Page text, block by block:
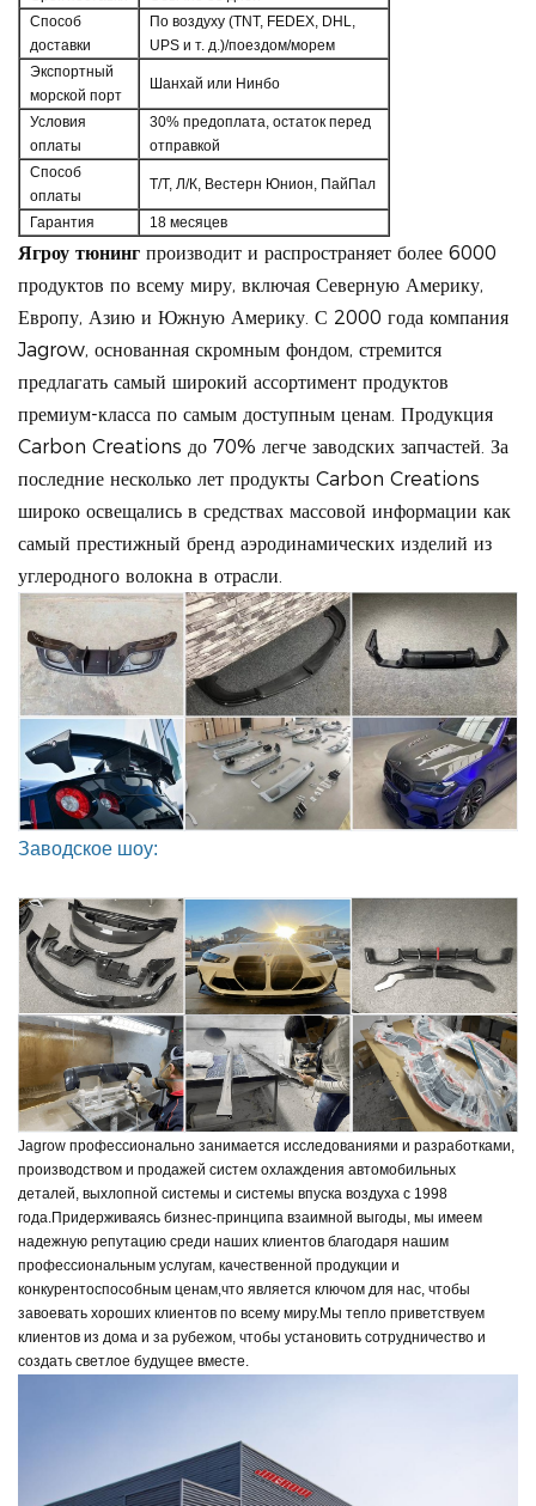
Способ
доставки
По воздуху (TNT, FEDEX, DHL,
UPS и т. д.)/поездом/морем
Экспортный
морской порт
Шанхай или Нинбо
Условия
оплаты
30% предоплата, остаток перед
отправкой
Способ
оплаты
Т/Т, Л/К, Вестерн Юнион, ПайПал
Гарантия 18 месяцев
Ягроу тюнинг производит и распространяет более 6000
продуктов по всему миру, включая Северную Америку,
Европу, Азию и Южную Америку. С 2000 года компания
Jagrow, основанная скромным фондом, стремится
предлагать самый широкий ассортимент продуктов
премиум-класса по самым доступным ценам. Продукция
Carbon Creations до 70% легче заводских запчастей. За
последние несколько лет продукты Carbon Creations
широко освещались в средствах массовой информации как
самый престижный бренд аэродинамических изделий из
углеродного волокна в отрасли.
Заводское шоу:
Jagrow профессионально занимается исследованиями и разработками,
производством и продажей систем охлаждения автомобильных
деталей, выхлопной системы и системы впуска воздуха с 1998
года.Придерживаясь бизнес-принципа взаимной выгоды, мы имеем
надежную репутацию среди наших клиентов благодаря нашим
профессиональным услугам, качественной продукции и
конкурентоспособным ценам,что является ключом для нас, чтобы
завоевать хороших клиентов по всему миру.Мы тепло приветствуем
клиентов из дома и за рубежом, чтобы установить сотрудничество и
создать светлое будущее вместе.